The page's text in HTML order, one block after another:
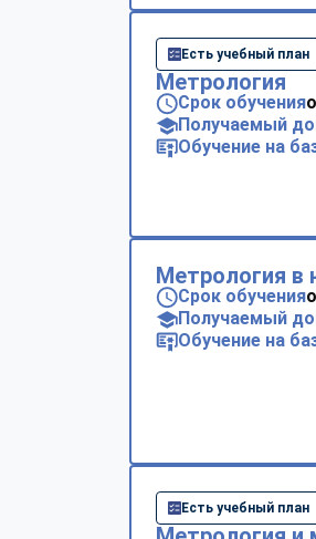
Есть учебный план
Метрология
Срок обучения
Получаемый
Обучение на
Метрология в
Срок обучения
Получаемый
Обучение на
Есть учебный план